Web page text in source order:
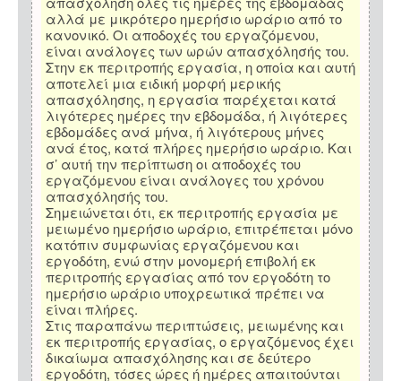
αλλά με μικρότερο ημερήσιο ωράριο από το
κανονικό. Οι αποδοχές του εργαζόμενου,
είναι ανάλογες των ωρών απασχόλησής του.
Στην εκ περιτροπής εργασία, η οποία και αυτή
αποτελεί μια ειδική μορφή μερικής
απασχόλησης, η εργασία παρέχεται κατά
λιγότερες ημέρες την εβδομάδα, ή λιγότερες
εβδομάδες ανά μήνα, ή λιγότερους μήνες
ανά έτος, κατά πλήρες ημερήσιο ωράριο. Και
σ’ αυτή την περίπτωση οι αποδοχές του
εργαζόμενου είναι ανάλογες του χρόνου
απασχόλησής του.
Σημειώνεται ότι, εκ περιτροπής εργασία με
μειωμένο ημερήσιο ωράριο, επιτρέπεται μόνο
κατόπιν συμφωνίας εργαζόμενου και
εργοδότη, ενώ στην μονομερή επιβολή εκ
περιτροπής εργασίας από τον εργοδότη το
ημερήσιο ωράριο υποχρεωτικά πρέπει να
είναι πλήρες.
Στις παραπάνω περιπτώσεις, μειωμένης και
εκ περιτροπής εργασίας, ο εργαζόμενος έχει
δικαίωμα απασχόλησης και σε δεύτερο
εργοδότη, τόσες ώρες ή ημέρες απαιτούνται